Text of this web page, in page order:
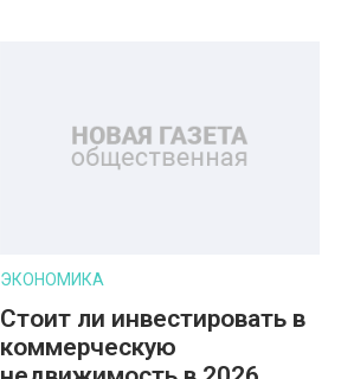
ЭКОНОМИКА
Стоит ли инвестировать в
коммерческую